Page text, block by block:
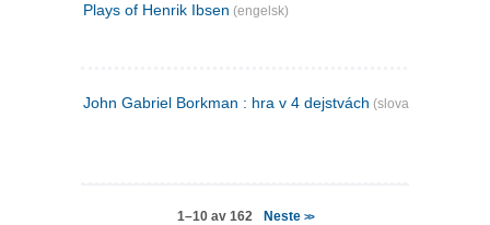
Plays of Henrik Ibsen (engelsk)
John Gabriel Borkman : hra v 4 dejstvách (slovakisk)
1–10 av 162 Neste >>